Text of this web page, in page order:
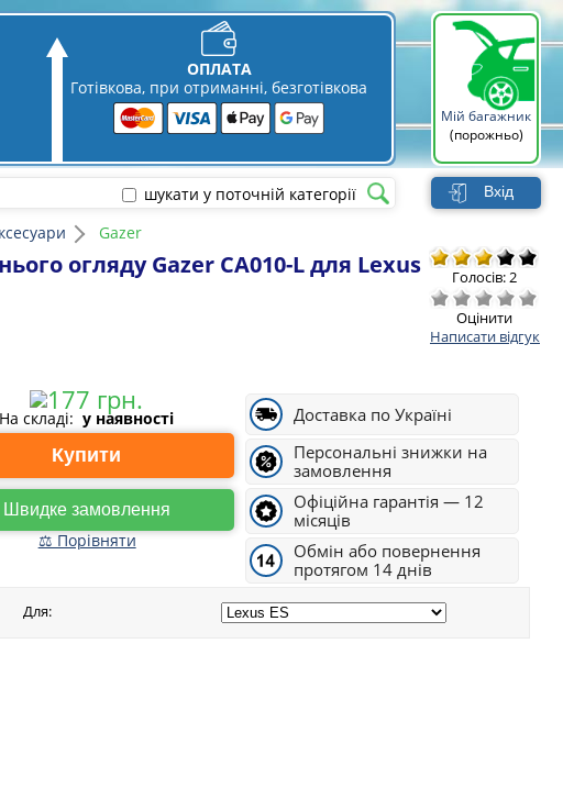
ОПЛАТА
Готівкова, при отриманні, безготівкова
шукати у поточній категорії
Мій багажник
(порожньо)
Вхід
Gazer
огляду Gazer CA010-L для Lexus
Голосів: 2
Оцінити
Написати відгук
На складі:у наявності
Купити
Швидке замовлення
⚖ Порівняти
Доставка по Україні
Персональні знижки на
замовлення
Офіційна гарантія — 12
місяців
Обмін або повернення
протягом 14 днів
Для: